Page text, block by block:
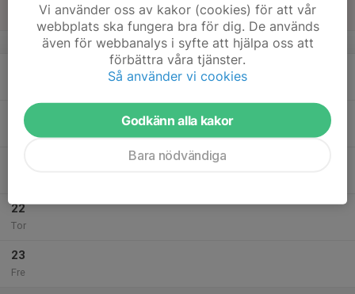
v.43
Fotbollsträning
Farsta IP
20
Fotbollsträning
22
Tor
23
Fre
Vi använder oss av kakor (cookies) för att vår
webbplats ska fungera bra för dig. De används
även för webbanalys i syfte att hjälpa oss att
förbättra våra tjänster.
Så använder vi cookies
Godkänn alla kakor
Bara nödvändiga